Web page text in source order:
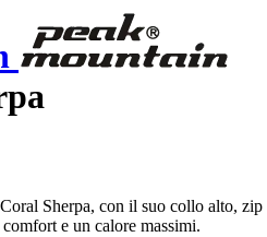
Sherpa, con il suo collo alto, zip
e un calore massimi.